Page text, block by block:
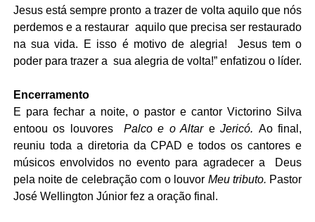
Jesus está sempre pronto a trazer de volta aquilo que nós
perdemos e a restaurar aquilo que precisa ser restaurado
na sua vida. E isso é motivo de alegria! Jesus tem o
poder para trazer a sua alegria de volta!” enfatizou o líder.
Encerramento
E para fechar a noite, o pastor e cantor Victorino Silva
entoou os louvores Palco e o Altar eJericó. Ao final,
reuniu toda a diretoria da CPAD e todos os cantores e
músicos envolvidos no evento para agradecer a Deus
pela noite de celebração com o louvor Meu tributo. Pastor
José Wellington Júnior fez a oração final.